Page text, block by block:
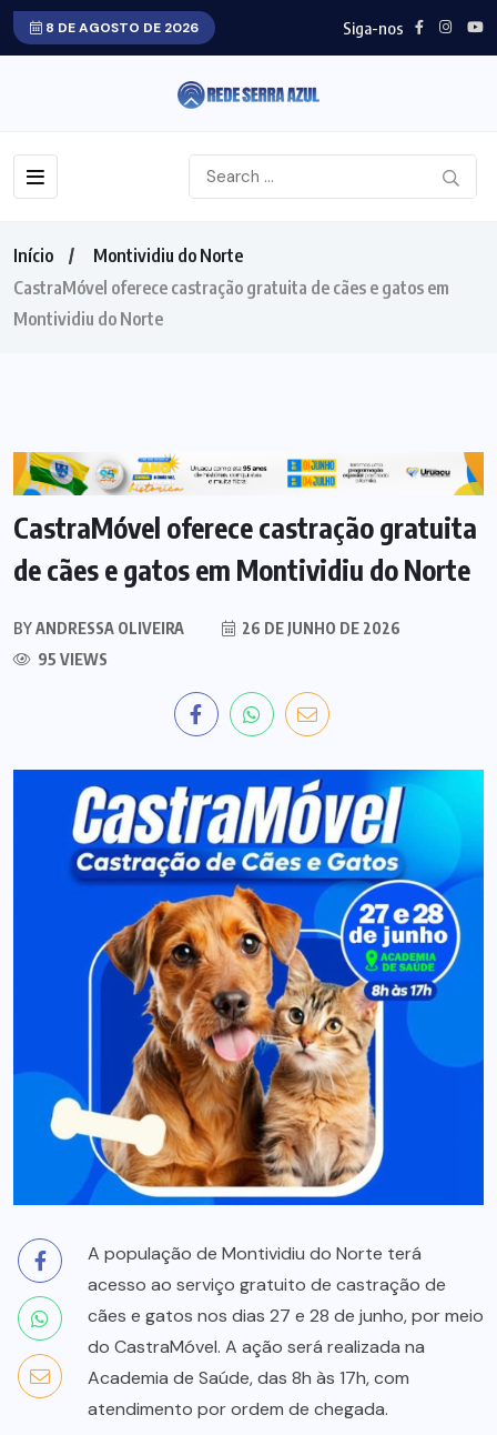
8 DE AGOSTO DE 2026 Siga-nos
Início
Montividiu do Norte
CastraMóvel oferece castração gratuita de cães e gatos em
Montividiu do Norte
MONTIVIDIU DO NORTE MEIO AMBIENTE
CastraMóvel oferece castração gratuita
de cães e gatos em Montividiu do Norte
BYANDRESSA OLIVEIRA
26 DE JUNHO DE 2026
95 VIEWS
A população de Montividiu do Norte terá
acesso ao serviço gratuito de castração de
cães e gatos nos dias 27 e 28 de junho, por meio
do CastraMóvel. A ação será realizada na
Academia de Saúde, das 8h às 17h, com
atendimento por ordem de chegada.